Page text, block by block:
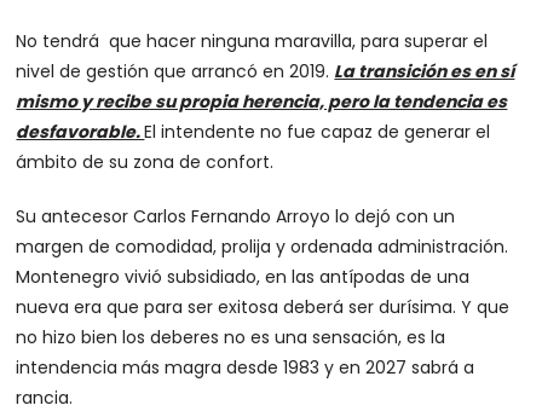
No tendrá que hacer ninguna maravilla, para superar el
nivel de gestión que arrancó en 2019. La transición es en sí
mismo y recibe su propia herencia, pero la tendencia es
desfavorable.El intendente no fue capaz de generar el
ámbito de su zona de confort.
Su antecesor Carlos Fernando Arroyo lo dejó con un
margen de comodidad, prolija y ordenada administración.
Montenegro vivió subsidiado, en las antípodas de una
nueva era que para ser exitosa deberá ser durísima. Y que
no hizo bien los deberes no es una sensación, es la
intendencia más magra desde 1983 y en 2027 sabrá a
rancia.